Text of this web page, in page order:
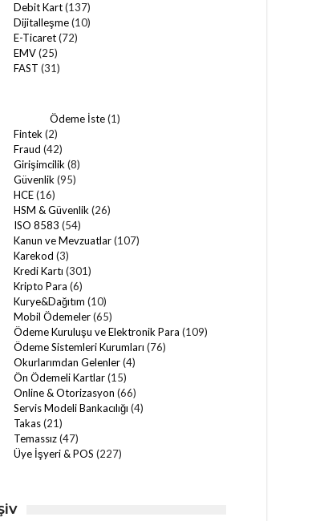
Debit Kart(137)
Dijitalleşme(10)
E-Ticaret(72)
EMV(25)
FAST (31)
Ödeme İste(1)
Fintek (2)
Fraud (42)
Girişimcilik (8)
Güvenlik (95)
HCE(16)
HSM & Güvenlik (26)
ISO 8583 (54)
Kanun ve Mevzuatlar(107)
Karekod (3)
Kredi Kartı (301)
Kripto Para (6)
Kurye&Dağıtım (10)
Mobil Ödemeler(65)
Ödeme Kuruluşu ve Elektronik Para (109)
Ödeme Sistemleri Kurumları (76)
Okurlarımdan Gelenler(4)
Ön Ödemeli Kartlar(15)
Online & Otorizasyon (66)
Servis Modeli Bankacılığı (4)
Takas(21)
Temassız(47)
Üye İşyeri & POS (227)